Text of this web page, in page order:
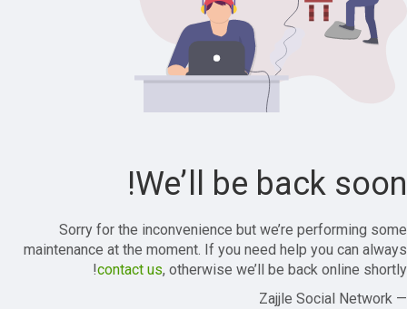
We’ll be back soon!
Sorry for the inconvenience but we’re performing some
maintenance at the moment. If you need help you can always
contact us, otherwise we’ll be back online shortly!
— Zajjle Social Network